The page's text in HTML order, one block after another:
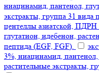
ниацинамид, пантенол,
экстракты, группа 31 вида
центеллы азиатской, ПДРН
глутатион, идебенон,
пептида (EGF, FGF).
3%, ниацинамид, пантенол,
растительные экстракты,